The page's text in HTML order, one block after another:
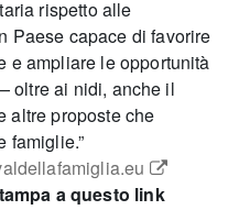
rispetto alle
Paese capace di favorire
e ampliare le opportunità
oltre ai nidi, anche il
altre proposte che
famiglie.”
a questo link